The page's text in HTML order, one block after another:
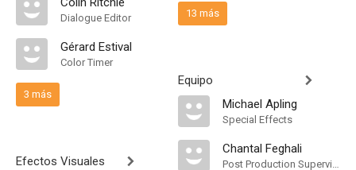
Dialogue Editor
Gérard Estival
Color Timer
3 más
Efectos Visuales
13 más
Equipo
Michael Apling
Special Effects
Chantal Feghali
Post Production Supervisor